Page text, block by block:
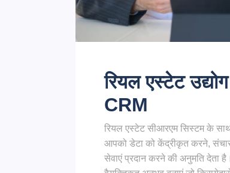
रियल एस्टेट
CRM
रियल एस्टेट सीआरएम सिस्टम के
आपको डेटा को केंद्रीकृत करने,
सेवाएं प्रदान करने की अनुमति देता